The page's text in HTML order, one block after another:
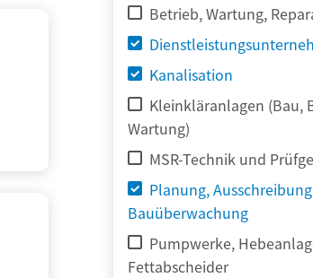
Betrieb, Wartung,
Kanalisation
Kleinkläranlagen (Bau,
Wartung)
MSR-Technik und
Planung,
Bauüberwachung
Pumpwerke,
Fettabscheider